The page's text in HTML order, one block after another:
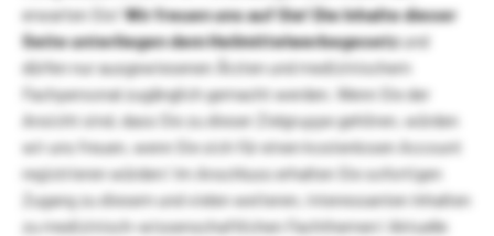
erwarten Sie!Wir freuen uns auf Sie!Die Inhalte dieser
Seite unterliegen dem Heilmittelwerbegesetzund
dürfen nur ausgewiesenen Ärzten und medizinischem
Fachpersonal zugänglich gemacht werden. Wenn Sie der
Ansicht sind, dass Sie zu dieser Zielgruppe gehören, würden
wir uns freuen, wenn Sie sich für einen kostenlosen Account
registrieren würden! Im Anschluss erhalten Sie sofortigen
Zugang zu diesem und vielen weiteren, interessanten Inhalten
zu medizinisch-wissenschaftlichen Fachthemen! Aktuelle